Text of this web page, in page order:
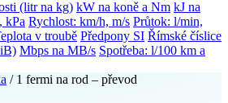
(litr na kg) kW na koně a Nm kJ na
kPa Rychlost: km/h, m/s Průtok: l/min,
v troubě Předpony SI Římské číslice
Mbps na MB/s Spotřeba: l/100 km a
/ 1 fermi na rod – převod